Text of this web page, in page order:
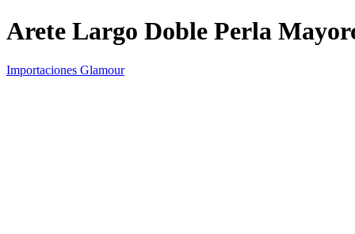
Arete Largo Doble Perla
Importaciones Glamour